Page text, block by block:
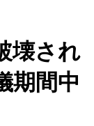
壊され
期間中